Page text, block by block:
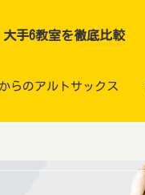
手6教室を徹底比較
らのアルトサックス